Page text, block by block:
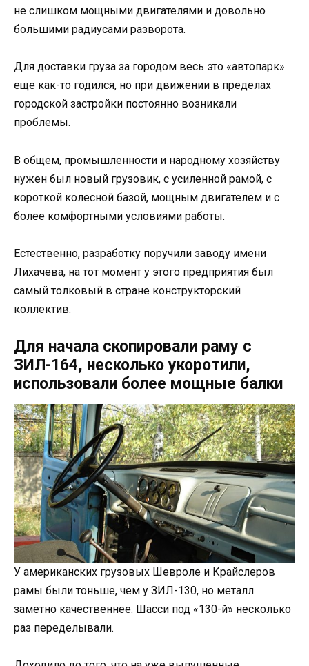
не слишком мощными двигателями и довольно
большими радиусами разворота.
Для доставки груза за городом весь это «автопарк»
еще как-то годился, но при движении в пределах
городской застройки постоянно возникали
проблемы.
В общем, промышленности и народному хозяйству
нужен был новый грузовик, с усиленной рамой, с
короткой колесной базой, мощным двигателем и с
более комфортными условиями работы.
Естественно, разработку поручили заводу имени
Лихачева, на тот момент у этого предприятия был
самый толковый в стране конструкторский
коллектив.
Для начала скопировали раму с
ЗИЛ-164, несколько укоротили,
использовали более мощные балки
У американских грузовых Шевроле и Крайслеров
рамы были тоньше, чем у ЗИЛ-130, но металл
заметно качественнее. Шасси под «130-й» несколько
раз переделывали.